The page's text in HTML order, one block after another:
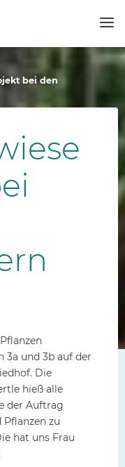
bei den
3a und 3b auf der
Die
hieß alle
der Auftrag
zu
hat uns Frau